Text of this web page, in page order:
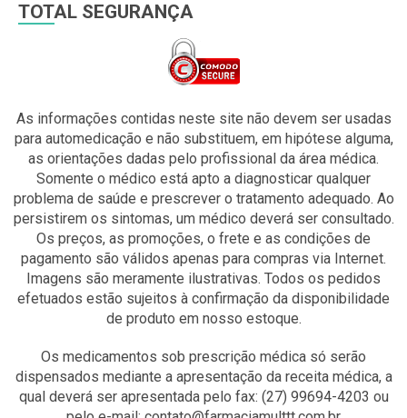
TOTAL SEGURANÇA
As informações contidas neste site não devem ser usadas
para automedicação e não substituem, em hipótese alguma,
as orientações dadas pelo profissional da área médica.
Somente o médico está apto a diagnosticar qualquer
problema de saúde e prescrever o tratamento adequado. Ao
persistirem os sintomas, um médico deverá ser consultado.
Os preços, as promoções, o frete e as condições de
pagamento são válidos apenas para compras via Internet.
Imagens são meramente ilustrativas. Todos os pedidos
efetuados estão sujeitos à confirmação da disponibilidade
de produto em nosso estoque.
Os medicamentos sob prescrição médica só serão
dispensados mediante a apresentação da receita médica, a
qual deverá ser apresentada pelo fax: (27) 99694-4203 ou